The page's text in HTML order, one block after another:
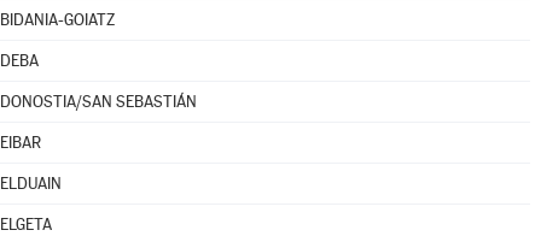
BIDANIA-GOIATZ
DEBA
DONOSTIA/SAN SEBASTIÁN
EIBAR
ELDUAIN
ELGETA